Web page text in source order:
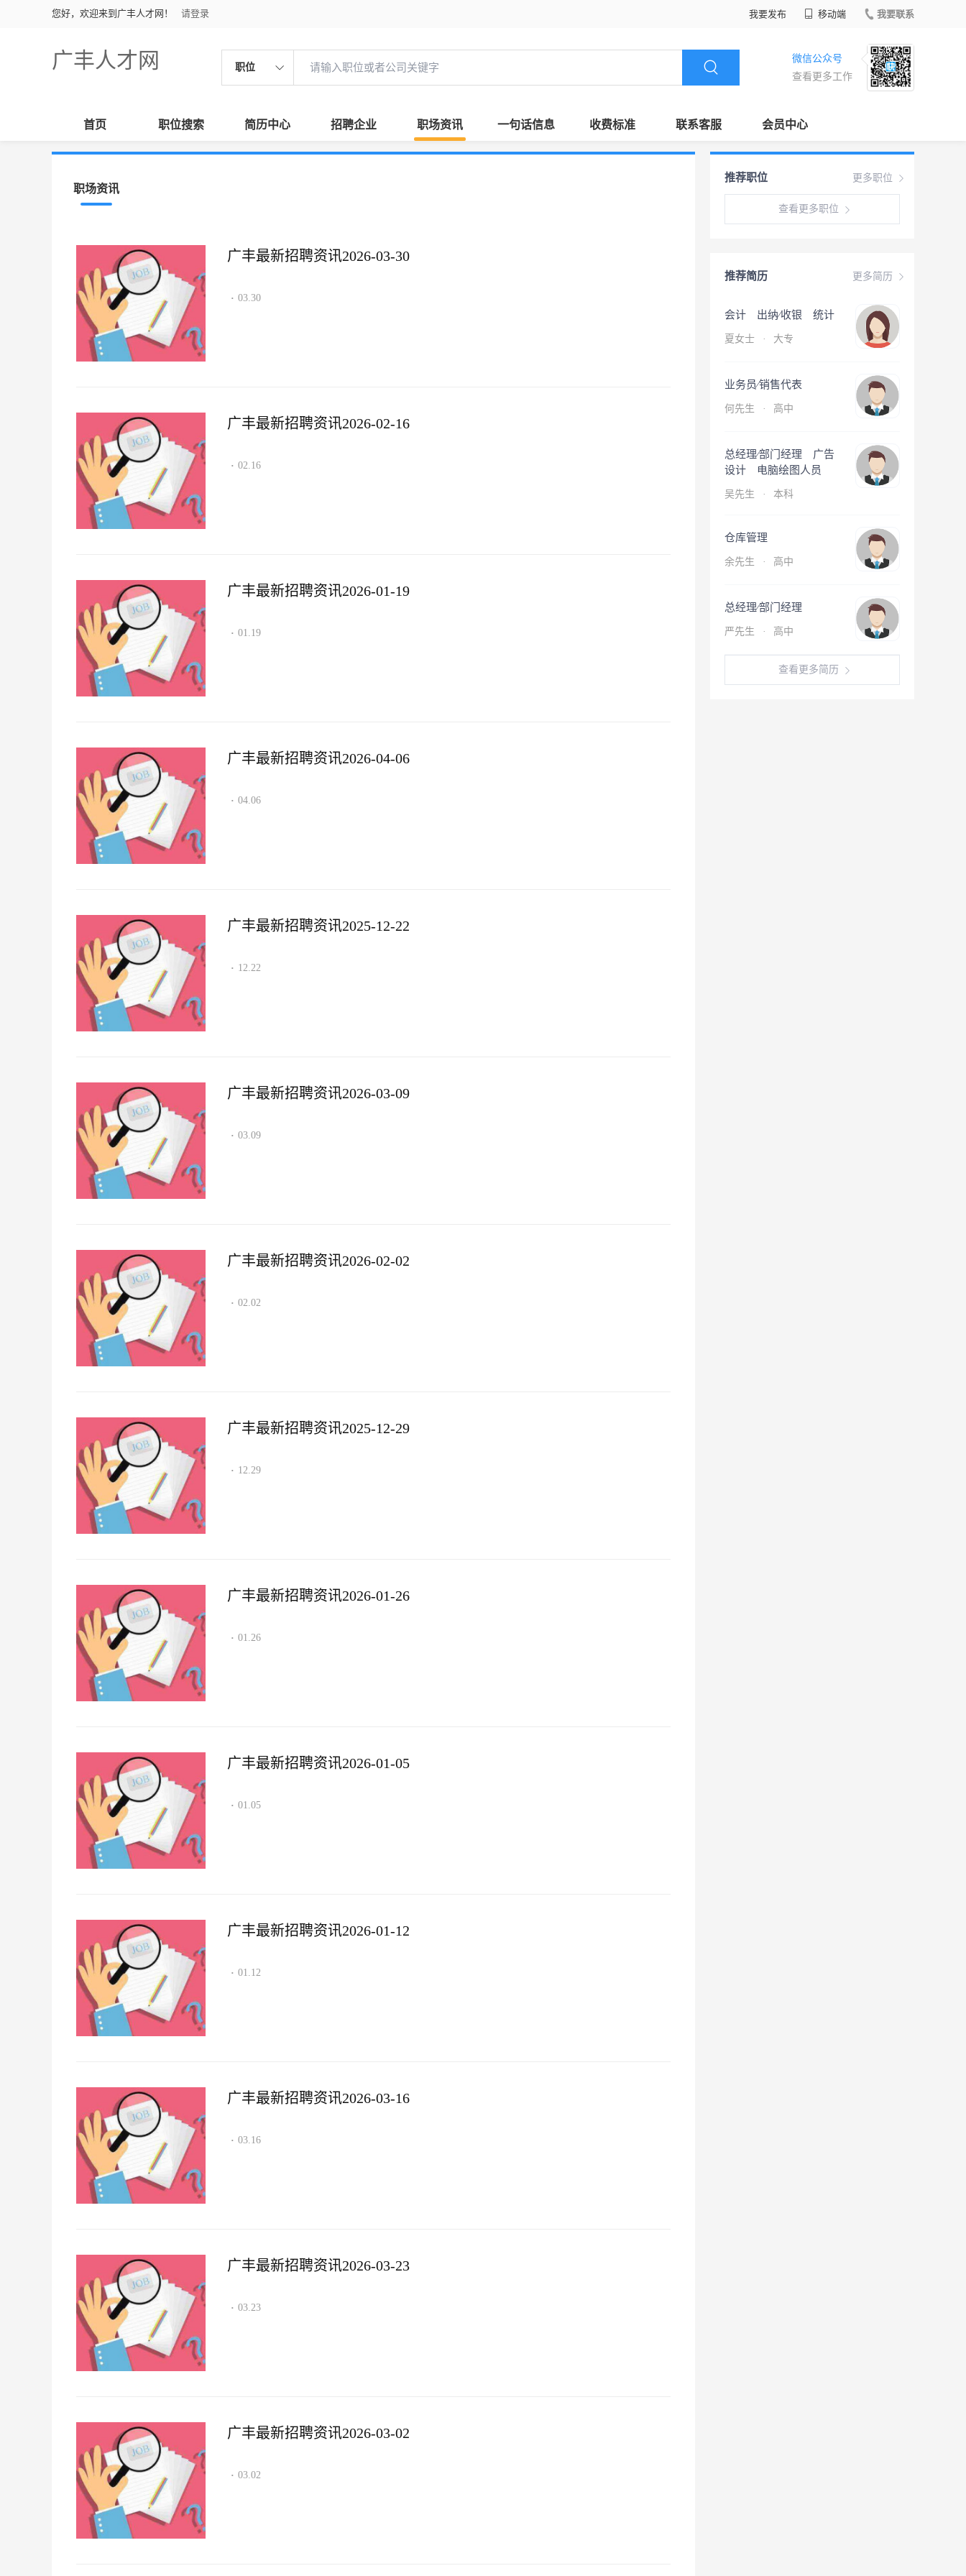
您好，欢迎来到广丰人才网！ 请登录 我要发布 移动端 我要联系
广丰人才网 职位
微信公众号
查看更多工作
首页 职位搜索 简历中心 招聘企业 职场资讯 一句话信息 收费标准 联系客服 会员中心
职场资讯
广丰最新招聘资讯2026-03-30
· 03.30
广丰最新招聘资讯2026-02-16
· 02.16
广丰最新招聘资讯2026-01-19
· 01.19
广丰最新招聘资讯2026-04-06
· 04.06
广丰最新招聘资讯2025-12-22
· 12.22
广丰最新招聘资讯2026-03-09
· 03.09
广丰最新招聘资讯2026-02-02
· 02.02
广丰最新招聘资讯2025-12-29
· 12.29
广丰最新招聘资讯2026-01-26
· 01.26
广丰最新招聘资讯2026-01-05
· 01.05
广丰最新招聘资讯2026-01-12
· 01.12
广丰最新招聘资讯2026-03-16
· 03.16
广丰最新招聘资讯2026-03-23
· 03.23
广丰最新招聘资讯2026-03-02
· 03.02
更多职位
推荐职位
查看更多职位
更多简历
推荐简历
会计 出纳∕收银 统计
夏女士 · 大专
业务员∕销售代表
何先生 · 高中
总经理∕部门经理 广告
设计 电脑绘图人员
吴先生 · 本科
仓库管理
余先生 · 高中
总经理∕部门经理
严先生 · 高中
查看更多简历